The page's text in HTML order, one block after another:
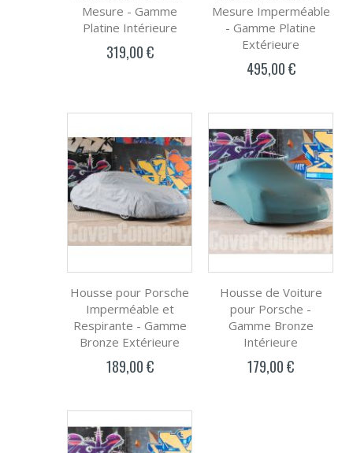
Mesure - Gamme
Platine Intérieure
319,00 €
Mesure Imperméable
- Gamme Platine
Extérieure
495,00 €
Housse pour Porsche
Imperméable et
Respirante - Gamme
Bronze Extérieure
189,00 €
Housse de Voiture
pour Porsche -
Gamme Bronze
Intérieure
179,00 €